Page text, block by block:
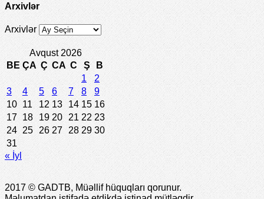
Arxivlər
Arxivlər
Avqust 2026
BE ÇA Ç CA C Ş
B
1
2
3
4 5 6 7 8
9
10 11 12 13 14 15 16
17 18 19 20 21 22 23
24 25 26 27 28 29 30
31
« İyl
2017 © GADTB, Müəllif hüquqları qorunur.